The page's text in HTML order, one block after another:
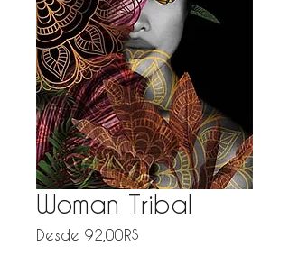
Woman Tribal
Desde 92,00R$